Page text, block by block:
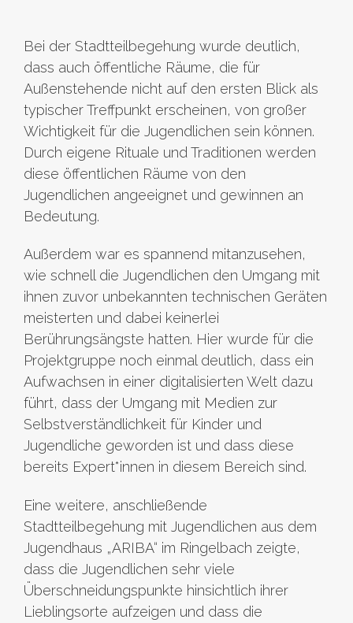
Bei der Stadtteilbegehung wurde deutlich,
dass auch öffentliche Räume, die für
Außenstehende nicht auf den ersten Blick als
typischer Treffpunkt erscheinen, von großer
Wichtigkeit für die Jugendlichen sein können.
Durch eigene Rituale und Traditionen werden
diese öffentlichen Räume von den
Jugendlichen angeeignet und gewinnen an
Bedeutung.
Außerdem war es spannend mitanzusehen,
wie schnell die Jugendlichen den Umgang mit
ihnen zuvor unbekannten technischen Geräten
meisterten und dabei keinerlei
Berührungsängste hatten. Hier wurde für die
Projektgruppe noch einmal deutlich, dass ein
Aufwachsen in einer digitalisierten Welt dazu
führt, dass der Umgang mit Medien zur
Selbstverständlichkeit für Kinder und
Jugendliche geworden ist und dass diese
bereits Expert*innen in diesem Bereich sind.
Eine weitere, anschließende
Stadtteilbegehung mit Jugendlichen aus dem
Jugendhaus „ARIBA“ im Ringelbach zeigte,
dass die Jugendlichen sehr viele
Überschneidungspunkte hinsichtlich ihrer
Lieblingsorte aufzeigen und dass die